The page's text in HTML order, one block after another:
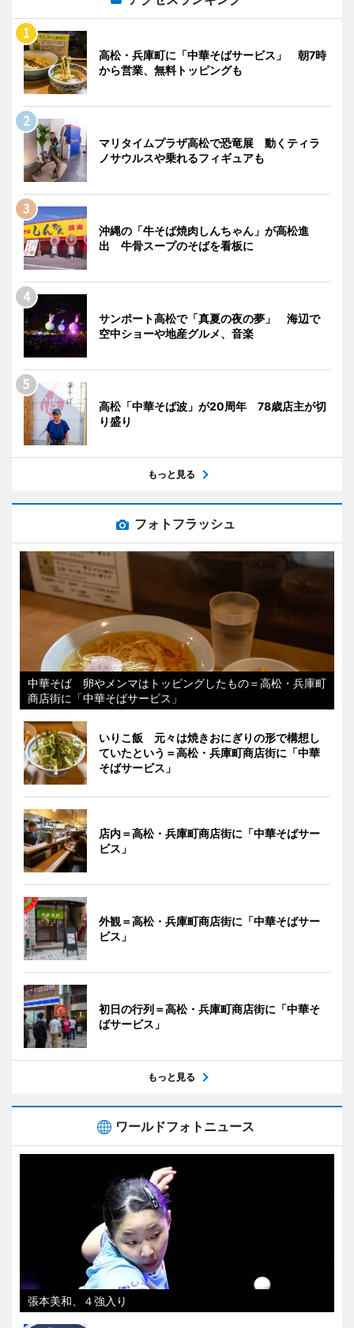
高松・兵庫町に「中華そばサービス」 朝7時
から営業、無料トッピングも
マリタイムプラザ高松で恐竜展 動くティラ
ノサウルスや乗れるフィギュアも
沖縄の「牛そば焼肉しんちゃん」が高松進
出 牛骨スープのそばを看板に
サンポート高松で「真夏の夜の夢」 海辺で
空中ショーや地産グルメ、音楽
高松「中華そば波」が20周年 78歳店主が切
り盛り
もっと見る
フォトフラッシュ
中華そば 卵やメンマはトッピングしたもの＝高松・兵庫町
商店街に「中華そばサービス」
いりこ飯 元々は焼きおにぎりの形で構想し
ていたという＝高松・兵庫町商店街に「中華
そばサービス」
店内＝高松・兵庫町商店街に「中華そばサー
ビス」
外観＝高松・兵庫町商店街に「中華そばサー
ビス」
初日の行列＝高松・兵庫町商店街に「中華そ
ばサービス」
もっと見る
ワールドフォトニュース
張本美和、４強入り